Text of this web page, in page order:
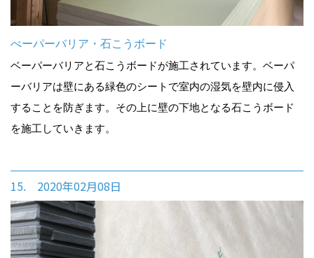
べーパーバリア・石こうボード
ベーパーバリアと石こうボードが施工されています。ベーパ
ーバリアは壁にある緑色のシートで室内の湿気を壁内に侵入
することを防ぎます。その上に壁の下地となる石こうボード
を施工していきます。
15. 2020年02月08日